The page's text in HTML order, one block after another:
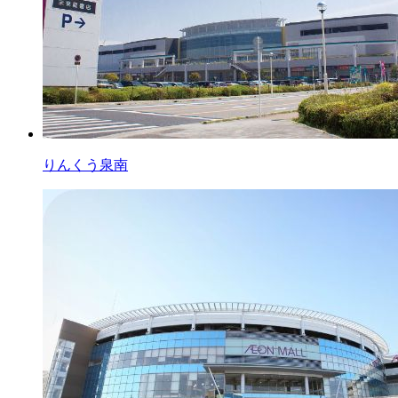
りんくう泉南